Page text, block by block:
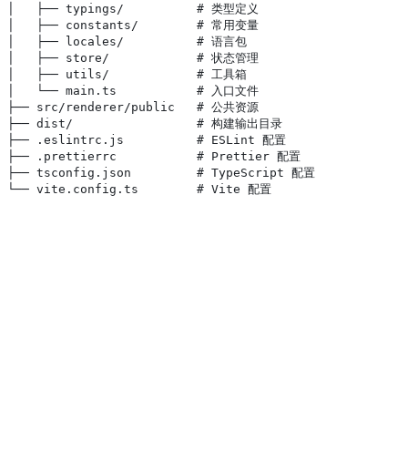
│   ├── typings/          # 类型定义
│   ├── constants/        # 常用变量
│   ├── locales/          # 语言包
│   ├── store/            # 状态管理
│   ├── utils/            # 工具箱
│   └── main.ts           # 入口文件
├── src/renderer/public   # 公共资源
├── dist/                 # 构建输出目录
├── .eslintrc.js          # ESLint 配置
├── .prettierrc           # Prettier 配置
├── tsconfig.json         # TypeScript 配置
└── vite.config.ts        # Vite 配置